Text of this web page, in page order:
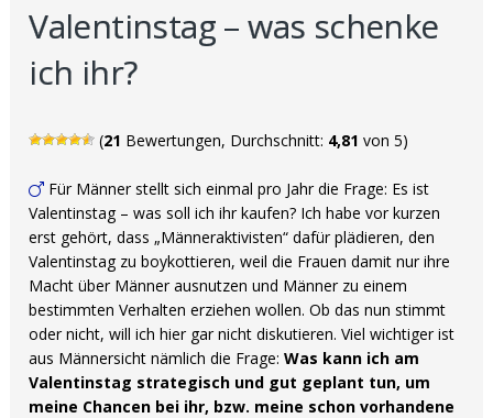
Valentinstag – was schenke
ich ihr?
(21 Bewertungen, Durchschnitt: 4,81 von 5)
Für Männer stellt sich einmal pro Jahr die Frage: Es ist
Valentinstag – was soll ich ihr kaufen? Ich habe vor kurzen
erst gehört, dass „Männeraktivisten“ dafür plädieren, den
Valentinstag zu boykottieren, weil die Frauen damit nur ihre
Macht über Männer ausnutzen und Männer zu einem
bestimmten Verhalten erziehen wollen. Ob das nun stimmt
oder nicht, will ich hier gar nicht diskutieren. Viel wichtiger ist
aus Männersicht nämlich die Frage:Was kann ich am
Valentinstag strategisch und gut geplant tun, um
meine Chancen bei ihr, bzw. meine schon vorhandene